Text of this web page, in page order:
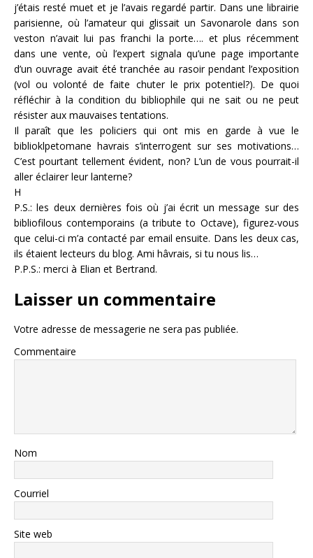
j’étais resté muet et je l’avais regardé partir. Dans une librairie
parisienne, où l’amateur qui glissait un Savonarole dans son
veston n’avait lui pas franchi la porte…. et plus récemment
dans une vente, où l’expert signala qu’une page importante
d’un ouvrage avait été tranchée au rasoir pendant l’exposition
(vol ou volonté de faite chuter le prix potentiel?). De quoi
réfléchir à la condition du bibliophile qui ne sait ou ne peut
résister aux mauvaises tentations.
Il paraît que les policiers qui ont mis en garde à vue le
biblioklpetomane havrais s’interrogent sur ses motivations…
C’est pourtant tellement évident, non? L’un de vous pourrait-il
aller éclairer leur lanterne?
H
P.S.: les deux dernières fois où j’ai écrit un message sur des
bibliofilous contemporains (a tribute to Octave), figurez-vous
que celui-ci m’a contacté par email ensuite. Dans les deux cas,
ils étaient lecteurs du blog. Ami hâvrais, si tu nous lis…
P.P.S.: merci à Elian et Bertrand.
Laisser un commentaire
Votre adresse de messagerie ne sera pas publiée.
Commentaire
Nom
Courriel
Site web